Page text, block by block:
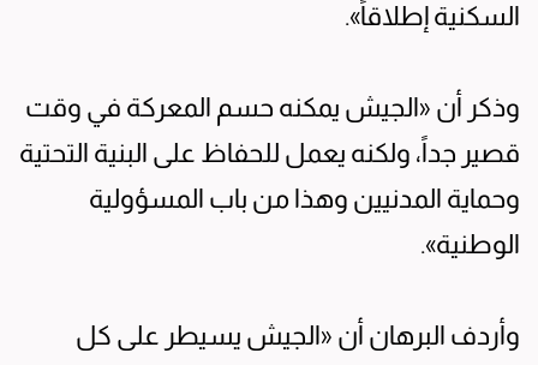
السكنية إطلاقاً».
وذكر أن «الجيش يمكنه حسم المعركة في وقت
قصير جداً، ولكنه يعمل للحفاظ على البنية التحتية
وحماية المدنيين وهذا من باب المسؤولية
الوطنية».
وأردف البرهان أن «الجيش يسيطر على كل